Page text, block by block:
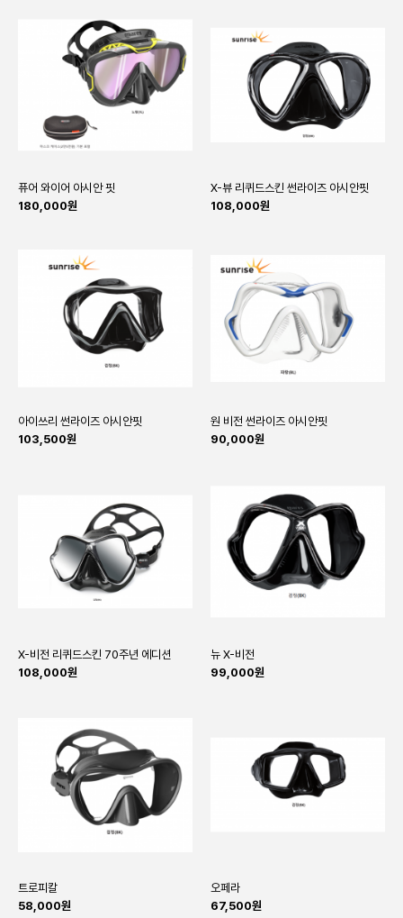
퓨어 와이어 아시안 핏
180,000원
X-뷰 리퀴드스킨 썬라이즈 아시안핏
108,000원
아이쓰리 썬라이즈 아시안핏
103,500원
원 비전 썬라이즈 아시안핏
90,000원
X-비전 리퀴드스킨 70주년 에디션
108,000원
뉴 X-비전
99,000원
트로피칼
58,000원
오페라
67,500원